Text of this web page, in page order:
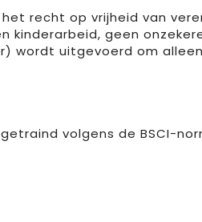
recht op vrijheid van
kinderarbeid, geen
wordt uitgevoerd om
volgens de BSCI-